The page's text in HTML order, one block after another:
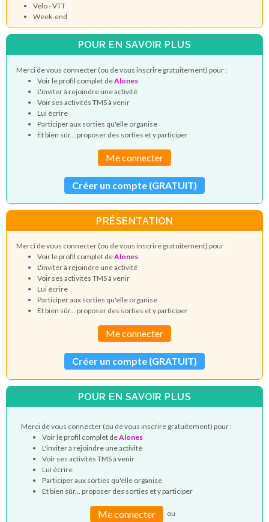
Vélo - VTT
Week-end
POUR EN SAVOIR PLUS
Merci de vous connecter (ou de vous inscrire gratuitement) pour :
Voir le profil complet deAlones
L'inviter à rejoindre une activité
Voir ses activités TMS à venir
Lui écrire
Participer aux sorties qu'elle organise
Et bien sûr... proposer des sorties et y participer
Me connecter
Créer un compte (GRATUIT)
PRÉSENTATION
Merci de vous connecter (ou de vous inscrire gratuitement) pour :
Voir le profil complet deAlones
L'inviter à rejoindre une activité
Voir ses activités TMS à venir
Lui écrire
Participer aux sorties qu'elle organise
Et bien sûr... proposer des sorties et y participer
Me connecter
Créer un compte (GRATUIT)
POUR EN SAVOIR PLUS
Merci de vous connecter (ou de vous inscrire gratuitement) pour :
Voir le profil complet deAlones
L'inviter à rejoindre une activité
Voir ses activités TMS à venir
Lui écrire
Participer aux sorties qu'elle organise
Et bien sûr... proposer des sorties et y participer
Me connecter ou